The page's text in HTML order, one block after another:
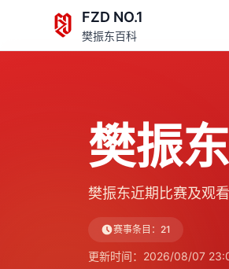
FZD NO.1
樊振东百科
樊振
樊振东近期比赛及观看
赛事条目 ： 21
更新时间： 2026/08/07